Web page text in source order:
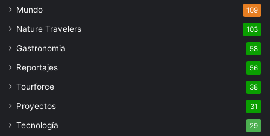
Mundo 109
Nature Travelers 103
Gastronomia 58
Reportajes 56
Tourforce 38
Proyectos 31
Tecnología 29